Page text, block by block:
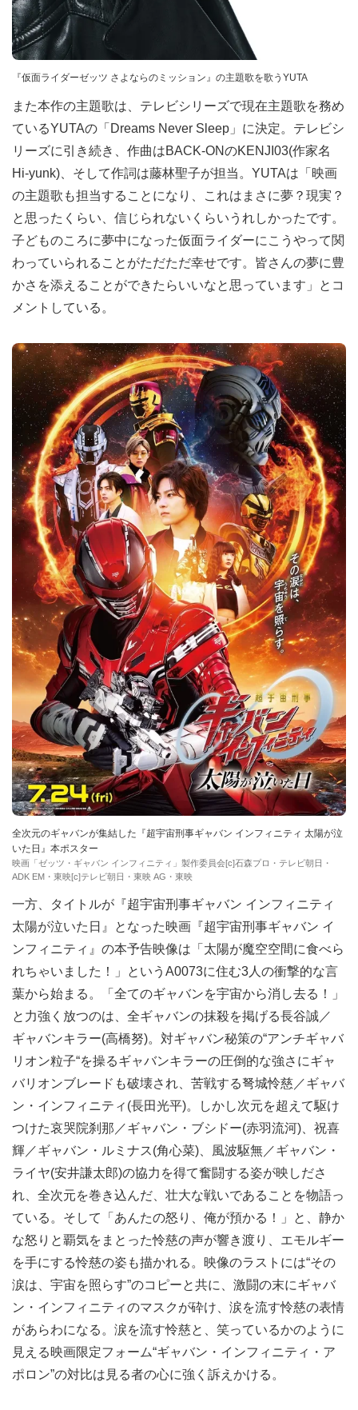
『仮面ライダーゼッツ さよならのミッション』の主題歌を歌うYUTA
また本作の主題歌は、テレビシリーズで現在主題歌を務め
ているYUTAの「Dreams Never Sleep」に決定。テレビシ
リーズに引き続き、作曲はBACK-ONのKENJI03(作家名
Hi-yunk)、そして作詞は藤林聖子が担当。YUTAは「映画
の主題歌も担当することになり、これはまさに夢？現実？
と思ったくらい、信じられないくらいうれしかったです。
子どものころに夢中になった仮面ライダーにこうやって関
わっていられることがただただ幸せです。皆さんの夢に豊
かさを添えることができたらいいなと思っています」とコ
メントしている。
全次元のギャバンが集結した『超宇宙刑事ギャバン インフィニティ 太陽が泣
いた日』本ポスター
映画「ゼッツ・ギャバン インフィニティ」製作委員会[c]石森プロ・テレビ朝日・
ADK EM・東映[c]テレビ朝日・東映 AG・東映
一方、タイトルが『超宇宙刑事ギャバン インフィニティ
太陽が泣いた日』となった​映画『超宇宙刑事ギャバン イ
ンフィニティ』の本予告映像は「太陽が魔空空間に食べら
れちゃいました！」というA0073に住む3人の衝撃的な言
葉から始まる。「全てのギャバンを宇宙から消し去る！」
と力強く放つのは、全ギャバンの抹殺を掲げる長谷誠／
ギャバンキラー(高橋努)。対ギャバン秘策の“アンチギャバ
リオン粒子“を操るギャバンキラーの圧倒的な強さにギャ
バリオンブレードも破壊され、苦戦する弩城怜慈／ギャバ
ン・インフィニティ(長田光平)。しかし次元を超えて駆け
つけた哀哭院刹那／ギャバン・ブシドー(赤羽流河)、祝喜
輝／ギャバン・ルミナス(角心菜)、風波駆無／ギャバン・
ライヤ(安井謙太郎)の協力を得て奮闘する姿が映しださ
れ、全次元を巻き込んだ、壮大な戦いであることを物語っ
ている。そして「あんたの怒り、俺が預かる！」と、静か
な怒りと覇気をまとった怜慈の声が響き渡り、エモルギー
を手にする怜慈の姿も描かれる。映像のラストには“その
涙は、宇宙を照らす”のコピーと共に、激闘の末にギャバ
ン・インフィニティのマスクが砕け、涙を流す怜慈の表情
があらわになる。涙を流す怜慈と、笑っているかのように
見える映画限定フォーム“ギャバン・インフィニティ・ア
ポロン”の対比は見る者の心に強く訴えかける。